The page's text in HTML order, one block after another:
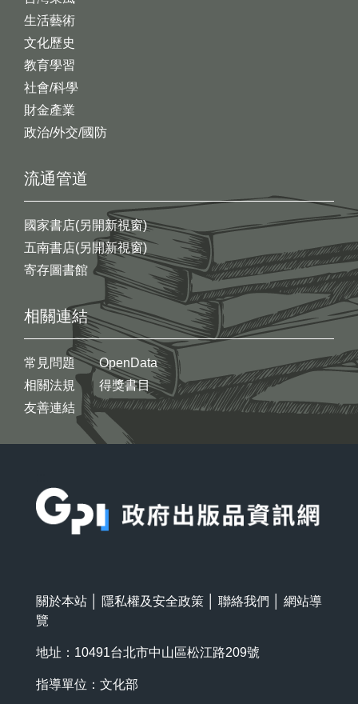
生活藝術
文化歷史
教育學習
社會/科學
財金產業
政治/外交/國防
流通管道
國家書店(另開新視窗)
五南書店(另開新視窗)
寄存圖書館
相關連結
常見問題
相關法規
友善連結
OpenData
得獎書目
關於本站 隱私權及安全政策 聯絡我們
網站導
覽
地址：10491台北市中山區松江路209號
指導單位：文化部